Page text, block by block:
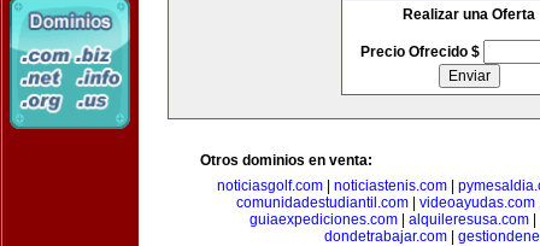
Realizar una Oferta
Precio Ofrecido $
Otros dominios en venta:
noticiasgolf.com| noticiastenis.com|
comunidadestudiantil.com| videoayudas.com
guiaexpediciones.com| alquileresusa.com|
dondetrabajar.com|